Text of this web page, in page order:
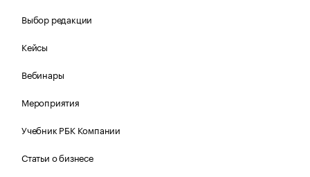
Выбор редакции
Кейсы
Вебинары
Мероприятия
Учебник РБК Компании
Статьи о бизнесе